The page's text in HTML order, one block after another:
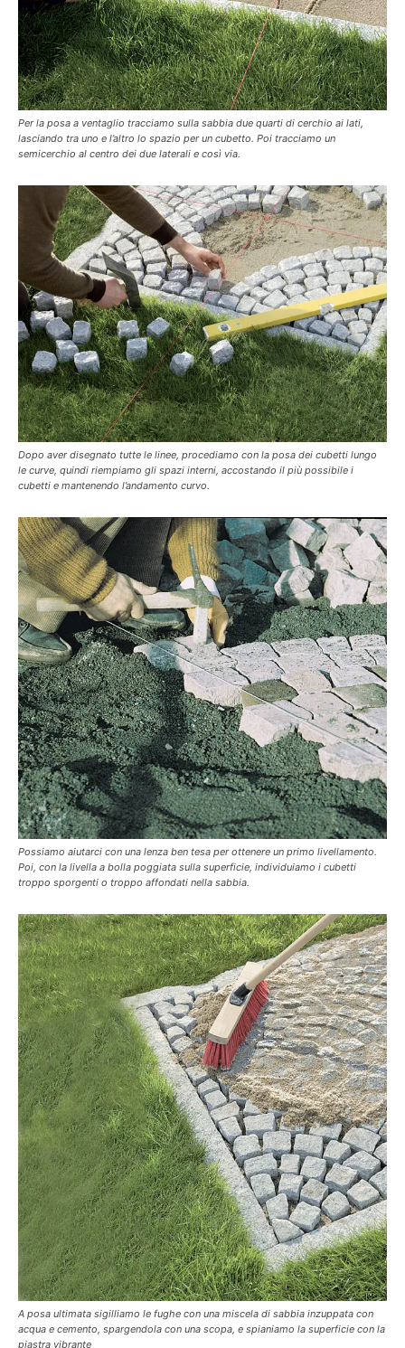
Per la posa a ventaglio tracciamo sulla sabbia due quarti di cerchio ai lati,
lasciando tra uno e l’altro lo spazio per un cubetto. Poi tracciamo un
semicerchio al centro dei due laterali e così via.
Dopo aver disegnato tutte le linee, procediamo con la posa dei cubetti lungo
le curve, quindi riempiamo gli spazi interni, accostando il più possibile i
cubetti e mantenendo l’andamento curvo.
Possiamo aiutarci con una lenza ben tesa per ottenere un primo livellamento.
Poi, con la livella a bolla poggiata sulla superficie, individuiamo i cubetti
troppo sporgenti o troppo affondati nella sabbia.
A posa ultimata sigilliamo le fughe con una miscela di sabbia inzuppata con
acqua e cemento, spargendola con una scopa, e spianiamo la superficie con la
piastra vibrante